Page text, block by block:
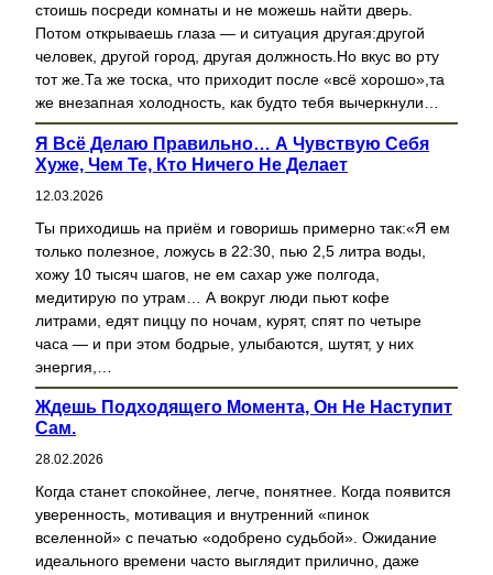
стоишь посреди комнаты и не можешь найти дверь.
Потом открываешь глаза — и ситуация другая:другой
человек, другой город, другая должность.Но вкус во рту
тот же.Та же тоска, что приходит после «всё хорошо»,та
же внезапная холодность, как будто тебя вычеркнули…
Я Всё Делаю Правильно… А Чувствую Себя
Хуже, Чем Те, Кто Ничего Не Делает
12.03.2026
Ты приходишь на приём и говоришь примерно так:«Я ем
только полезное, ложусь в 22:30, пью 2,5 литра воды,
хожу 10 тысяч шагов, не ем сахар уже полгода,
медитирую по утрам… А вокруг люди пьют кофе
литрами, едят пиццу по ночам, курят, спят по четыре
часа — и при этом бодрые, улыбаются, шутят, у них
энергия,…
Ждешь Подходящего Момента, Он Не Наступит
Сам.
28.02.2026
Когда станет спокойнее, легче, понятнее. Когда появится
уверенность, мотивация и внутренний «пинок
вселенной» с печатью «одобрено судьбой». Ожидание
идеального времени часто выглядит прилично, даже